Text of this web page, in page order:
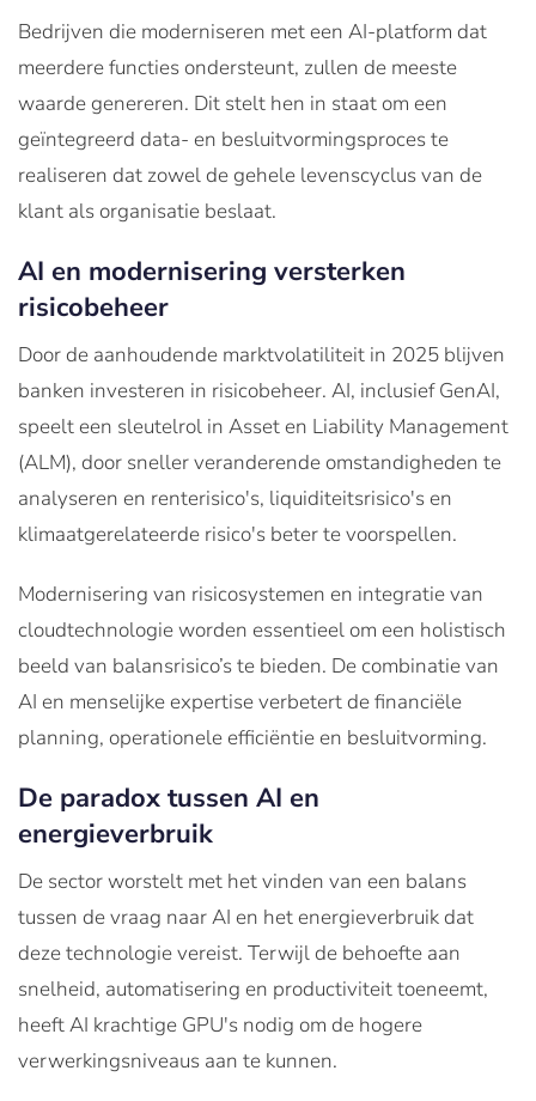
Bedrijven die moderniseren met een AI-platform dat
meerdere functies ondersteunt, zullen de meeste
waarde genereren. Dit stelt hen in staat om een
geïntegreerd data- en besluitvormingsproces te
realiseren dat zowel de gehele levenscyclus van de
klant als organisatie beslaat.
AI en modernisering versterken
risicobeheer
Door de aanhoudende marktvolatiliteit in 2025 blijven
banken investeren in risicobeheer. AI, inclusief GenAI,
speelt een sleutelrol in Asset en Liability Management
(ALM), door sneller veranderende omstandigheden te
analyseren en renterisico's, liquiditeitsrisico's en
klimaatgerelateerde risico's beter te voorspellen.
Modernisering van risicosystemen en integratie van
cloudtechnologie worden essentieel om een holistisch
beeld van balansrisico’s te bieden. De combinatie van
AI en menselijke expertise verbetert de financiële
planning, operationele efficiëntie en besluitvorming.
De paradox tussen AI en
energieverbruik
De sector worstelt met het vinden van een balans
tussen de vraag naar AI en het energieverbruik dat
deze technologie vereist. Terwijl de behoefte aan
snelheid, automatisering en productiviteit toeneemt,
heeft AI krachtige GPU's nodig om de hogere
verwerkingsniveaus aan te kunnen.